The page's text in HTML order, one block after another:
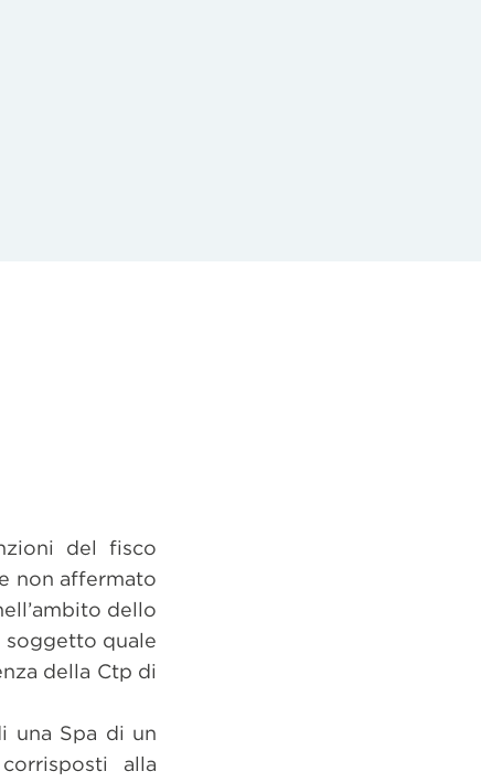
del fisco
non affermato
dello
soggetto quale
della Ctp di
una Spa di un
alla